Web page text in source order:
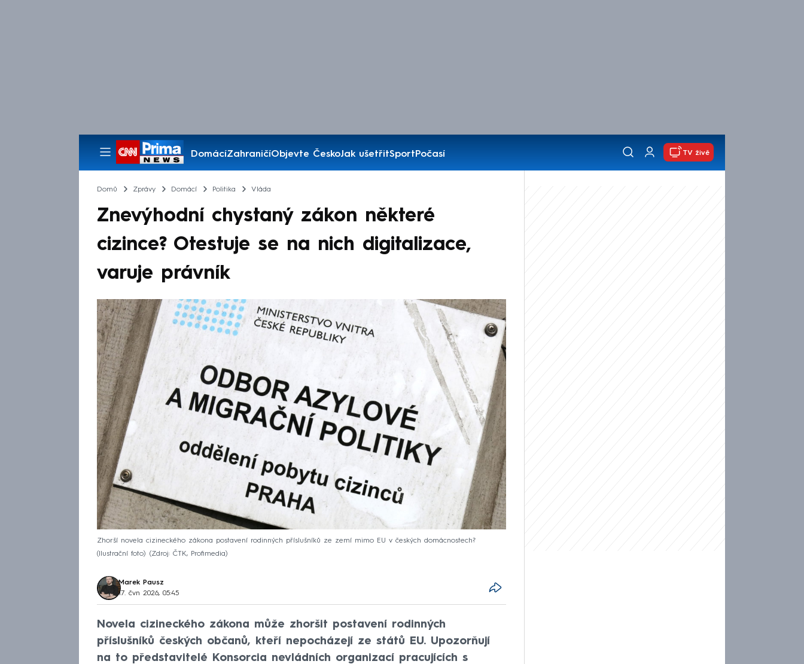
DomácíZahraničíObjevte ČeskoJak ušetřitSportPočasí
Pořady
TV živě
Domů Zprávy Domácí Politika Vláda
Znevýhodní chystaný zákon některé
cizince? Otestuje se na nich digitalizace,
varuje právník
Zhorší novela cizineckého zákona postavení rodinných příslušníků ze zemí mimo EU v českých domácnostech?
(Ilustrační foto)
Zdroj: ČTK, Profimedia
Marek Pausz
17. čvn 2026, 05:45
Novela cizineckého zákona může zhoršit postavení rodinných
příslušníků českých občanů, kteří nepocházejí ze států EU. Upozorňují
na to představitelé Konsorcia nevládních organizací pracujících s